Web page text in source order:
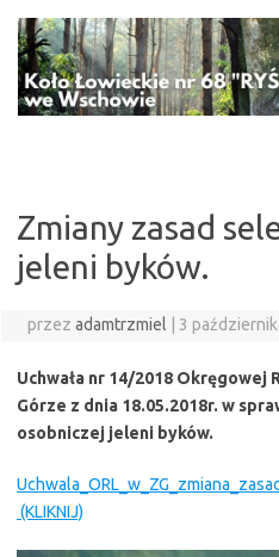
treści
Zmiany zasad
jeleni byków.
przez adamtrzmiel 3
Uchwała nr 14/2018
Górze z dnia 18.05.2018r. w
osobniczej jeleni byków.
(KLIKNIJ)